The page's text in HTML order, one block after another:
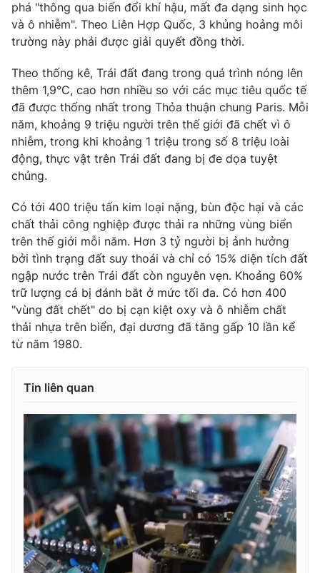
phá "thông qua biến đổi khí hậu, mất đa dạng sinh học
và ô nhiễm". Theo Liên Hợp Quốc, 3 khủng hoảng môi
trường này phải được giải quyết đồng thời.
Theo thống kê, Trái đất đang trong quá trình nóng lên
thêm 1,9°C, cao hơn nhiều so với các mục tiêu quốc tế
đã được thống nhất trong Thỏa thuận chung Paris. Mỗi
năm, khoảng 9 triệu người trên thế giới đã chết vì ô
nhiễm, trong khi khoảng 1 triệu trong số 8 triệu loài
động, thực vật trên Trái đất đang bị đe dọa tuyệt
chủng.
Có tới 400 triệu tấn kim loại nặng, bùn độc hại và các
chất thải công nghiệp được thải ra những vùng biển
trên thế giới mỗi năm. Hơn 3 tỷ người bị ảnh hưởng
bởi tình trạng đất suy thoái và chỉ có 15% diện tích đất
ngập nước trên Trái đất còn nguyên vẹn. Khoảng 60%
trữ lượng cá bị đánh bắt ở mức tối đa. Có hơn 400
"vùng đất chết" do bị cạn kiệt oxy và ô nhiễm chất
thải nhựa trên biển, đại dương đã tăng gấp 10 lần kể
từ năm 1980.
Tin liên quan